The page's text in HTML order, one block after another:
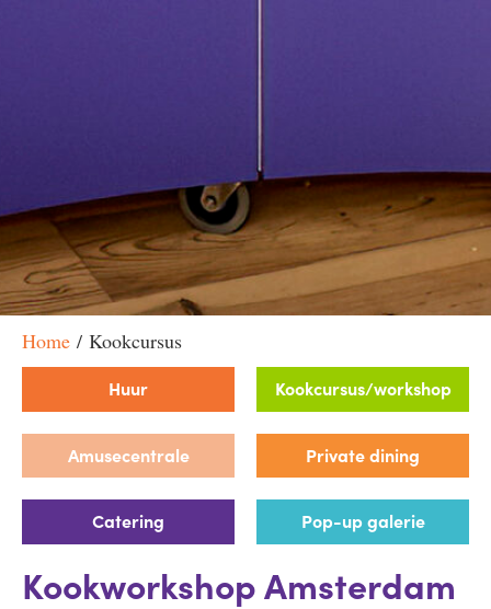
Home / Kookcursus
Huur Kookcursus/workshop
Amusecentrale Private dining
Catering Pop-up galerie
Kookworkshop Amsterdam